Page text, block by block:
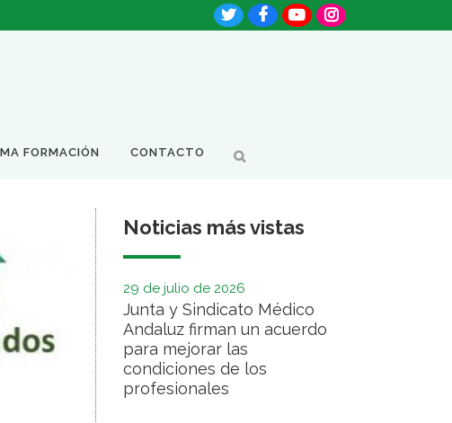
FORMACIÓN CONTACTO
Noticias más vistas
29 de julio de 2026
Junta y Sindicato Médico
Andaluz firman un acuerdo
para mejorar las
condiciones de los
profesionales